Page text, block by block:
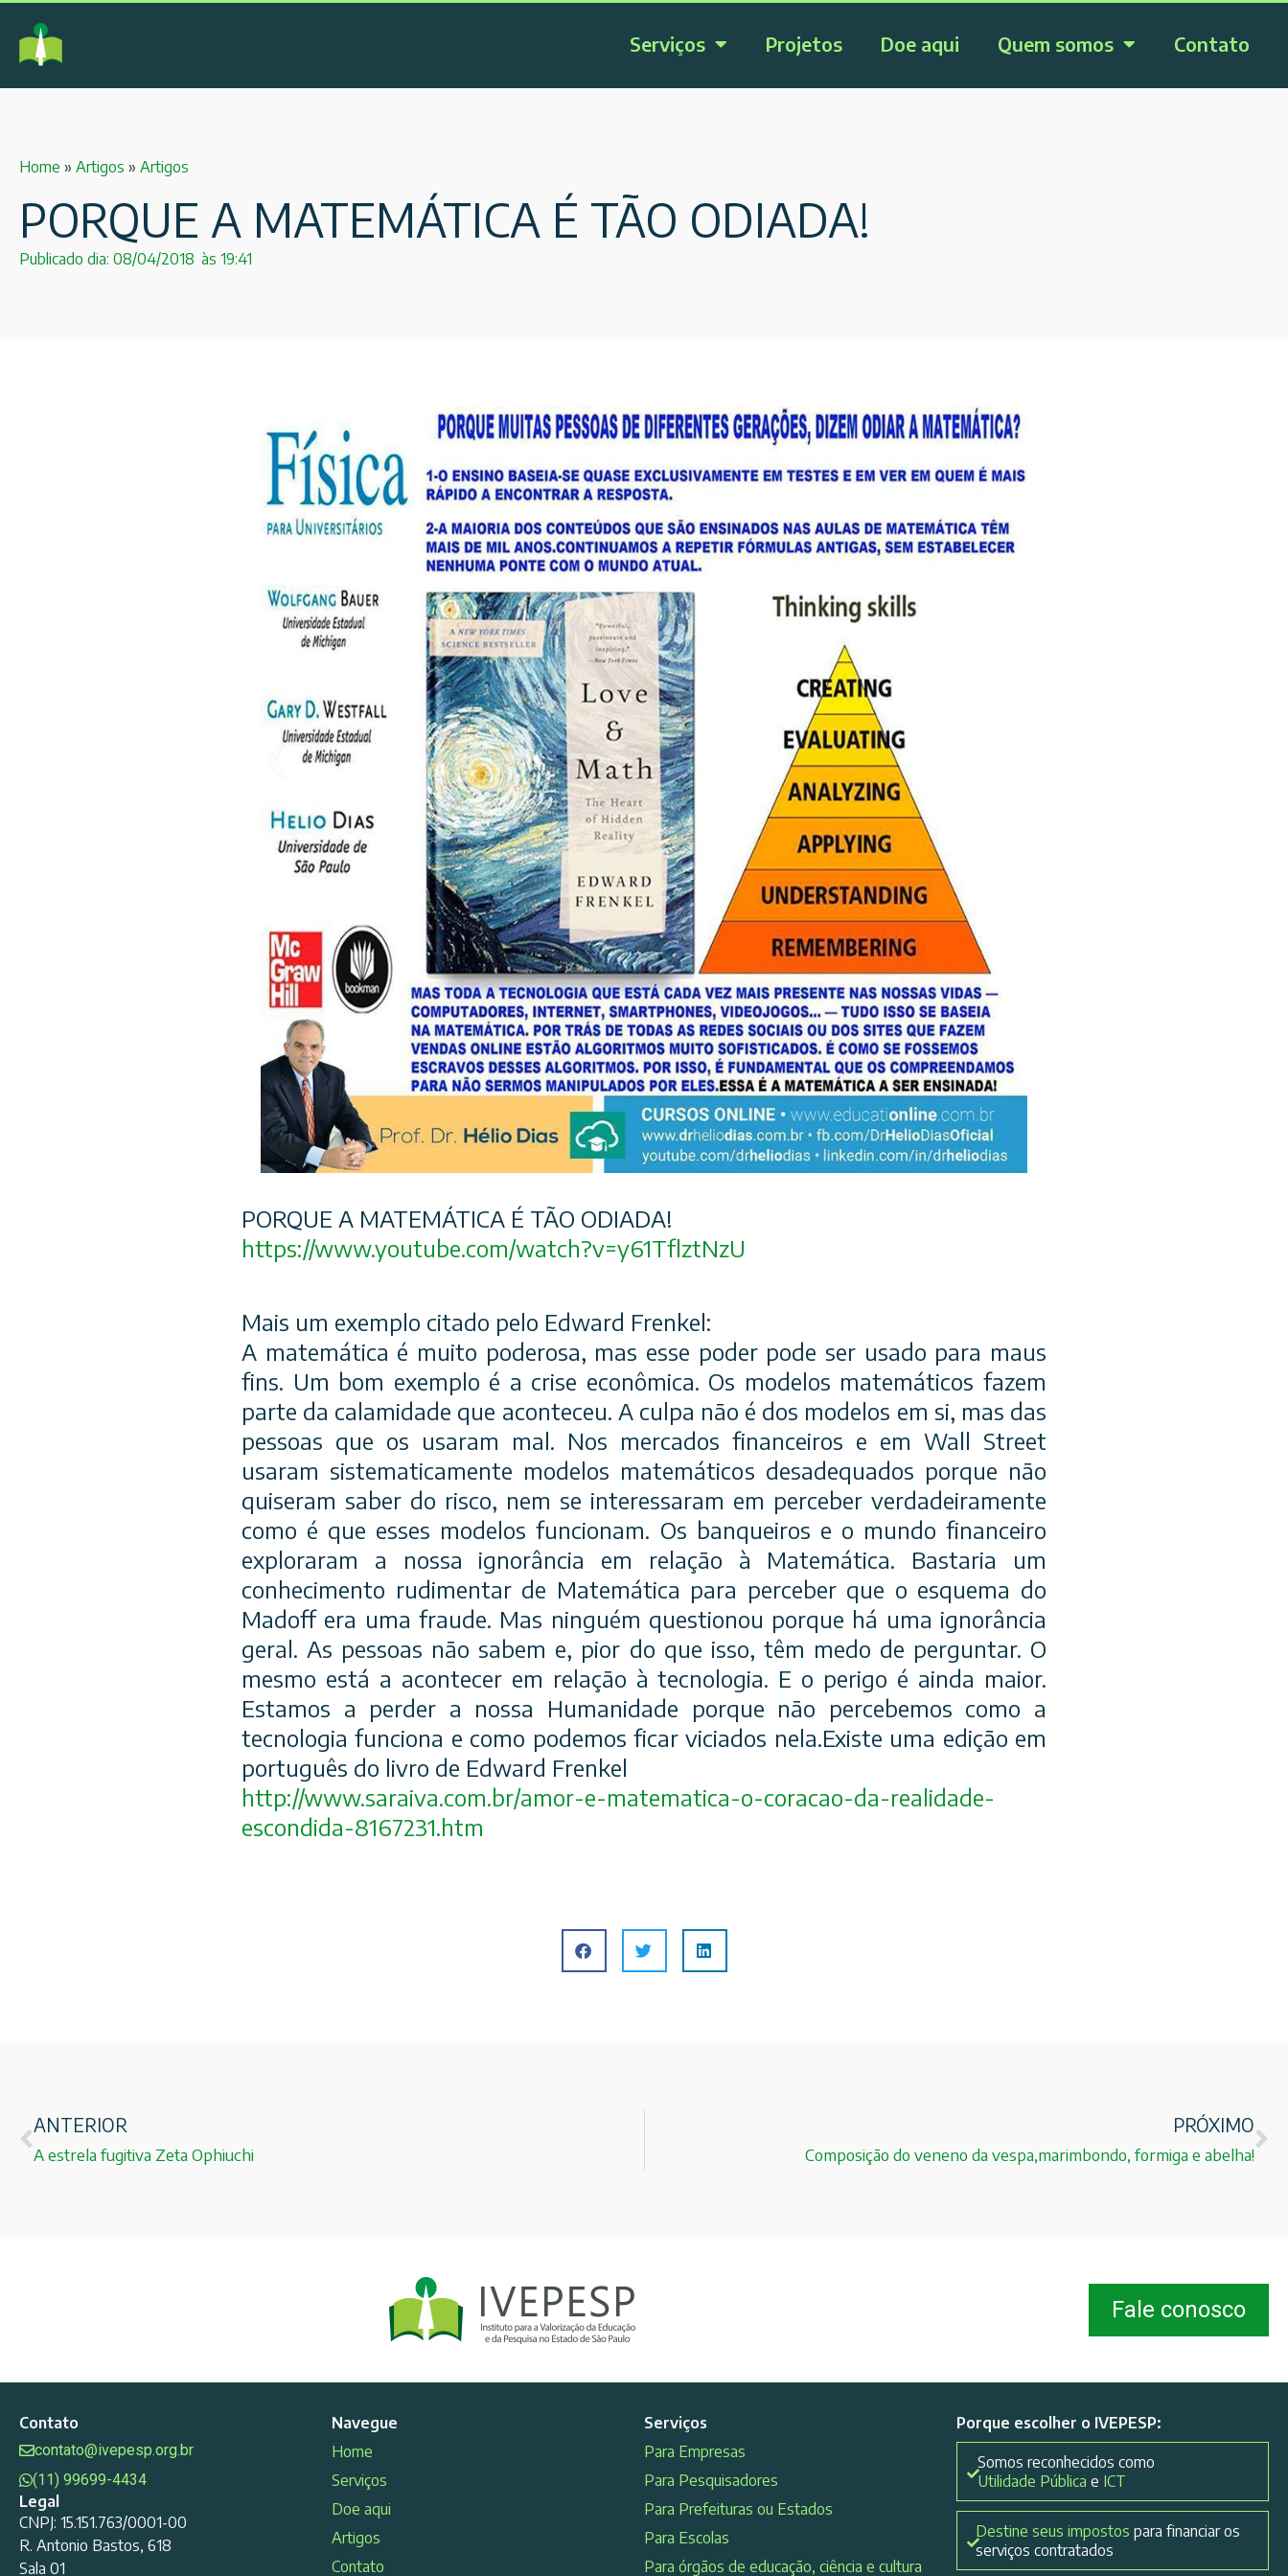
Serviços Projetos Doe aqui Quem somos Contato
Home » Artigos » Artigos
PORQUE A MATEMÁTICA É TÃO ODIADA!
Publicado dia: 08/04/2018 às 19:41
PORQUE A MATEMÁTICA É TÃO ODIADA!
https://www.youtube.com/watch?v=y61TflztNzU
Mais um exemplo citado pelo Edward Frenkel:
A matemática é muito poderosa, mas esse poder pode ser usado para maus
fins. Um bom exemplo é a crise econômica. Os modelos matemáticos fazem
parte da calamidade que aconteceu. A culpa não é dos modelos em si, mas das
pessoas que os usaram mal. Nos mercados financeiros e em Wall Street
usaram sistematicamente modelos matemáticos desadequados porque não
quiseram saber do risco, nem se interessaram em perceber verdadeiramente
como é que esses modelos funcionam. Os banqueiros e o mundo financeiro
exploraram a nossa ignorância em relação à Matemática. Bastaria um
conhecimento rudimentar de Matemática para perceber que o esquema do
Madoff era uma fraude. Mas ninguém questionou porque há uma ignorância
geral. As pessoas não sabem e, pior do que isso, têm medo de perguntar. O
mesmo está a acontecer em relação à tecnologia. E o perigo é ainda maior.
Estamos a perder a nossa Humanidade porque não percebemos como a
tecnologia funciona e como podemos ficar viciados nela.Existe uma edição em
português do livro de Edward Frenkel
http://www.saraiva.com.br/amor-e-matematica-o-coracao-da-realidade-
escondida-8167231.htm
ANTERIOR
A estrela fugitiva Zeta Ophiuchi
PRÓXIMO
Composição do veneno da vespa,marimbondo, formiga e abelha!
Fale conosco
Contato
contato@ivepesp.org.br
(11) 99699-4434
Legal
CNPJ: 15.151.763/0001-00
R. Antonio Bastos, 618
Sala 01
Navegue
Home
Serviços
Doe aqui
Artigos
Contato
Serviços
Para Empresas
Para Pesquisadores
Para Prefeituras ou Estados
Para Escolas
Para órgãos de educação, ciência e cultura
Porque escolher o IVEPESP:
Somos reconhecidos como
Utilidade Pública e ICT
Destine seus impostos para financiar os
serviços contratados